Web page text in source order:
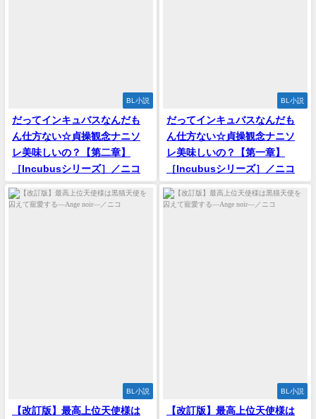
BL小説
‪だってインキュバスなんだも
ん仕方ない☆貞操観念ナニソ
レ美味しいの？【第二章】
［Incubusシリーズ］／ニコ
BL小説
‪だってインキュバスなんだも
ん仕方ない☆貞操観念ナニソ
レ美味しいの？【第一章】
［Incubusシリーズ］／ニコ
BL小説
【改訂版】最高上位天使様は
BL小説
【改訂版】最高上位天使様は